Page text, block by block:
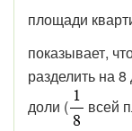
площади
показывает,
разделить на
доли (
всей